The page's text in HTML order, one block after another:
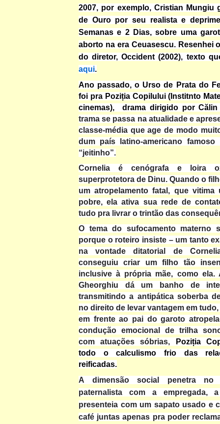
2007, por exemplo, Cristian Mungiu
de Ouro por seu realista e
Semanas e 2 Dias, sobre uma
aborto na era Ceuasescu. Resenhei
do diretor, Occident (2002), texto
aqui.
Ano passado, o Urso de Prata do
foi pra Poziția Copilului (Institnto
cinemas),
drama dirigido porCălin
trama se passa na atualidade e
classe-média que age de modo
dum país latino-americano famoso
“jeitinho”.
Cornelia é cenógrafa e loira
superprotetora de Dinu. Quando o
um atropelamento fatal, que vitima
pobre, ela ativa sua rede de
tudo pra livrar o trintão das
O tema do sufocamento materno
porque o roteiro insiste – um tanto
na vontade ditatorial de
conseguiu criar um filho tão
inclusive à própria mãe, como ela.
Gheorghiu dá um banho de
transmitindo a antipática soberba
no direito de levar vantagem em
em frente ao pai do garoto
condução emocional de trilha
com atuações sóbrias, Poziția
todo o calculismo frio das
reificadas.
A dimensão social penetra no
paternalista com a empregada,
presenteia com um sapato usado e
café juntas apenas pra poder